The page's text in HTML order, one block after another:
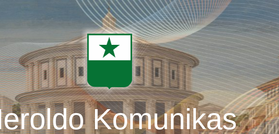
Komunikas